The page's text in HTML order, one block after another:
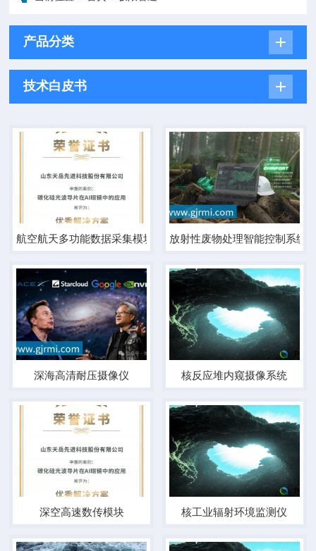
产品分类
技术白皮书
航空航天多功能数据采集模块 放射性废物处理智能控制系统
深海高清耐压摄像仪 核反应堆内窥摄像系统
深空高速数传模块 核工业辐射环境监测仪